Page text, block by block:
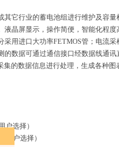
它行业的蓄电池组进行维护及容量
晶屏显示，操作简便，智能化程度
用进口大功率FETMOS管；电流采
的数据可通过通信接口经数据线通讯
集的数据信息进行处理，生成各种图
户选择）
用户选择）